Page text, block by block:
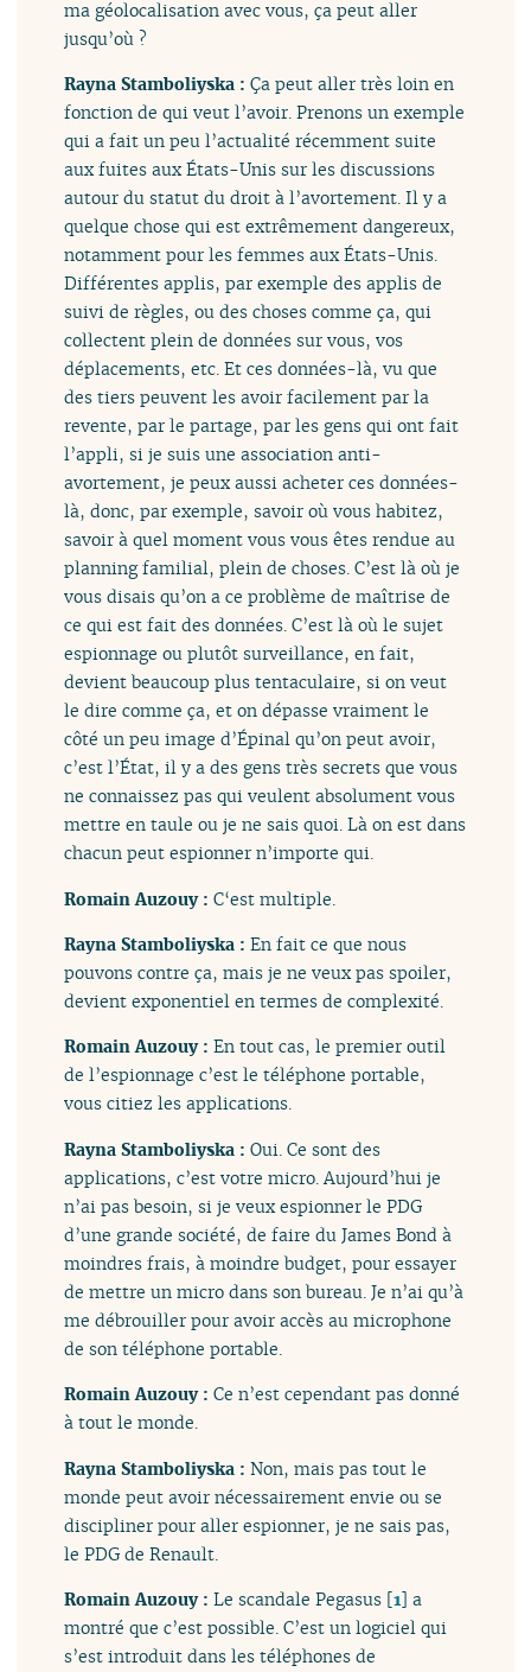
ma géolocalisation avec vous, ça peut aller
jusqu’où ?
Rayna Stamboliyska :Ça peut aller très loin en
fonction de qui veut l’avoir. Prenons un exemple
qui a fait un peu l’actualité récemment suite
aux fuites aux États-Unis sur les discussions
autour du statut du droit à l’avortement. Il y a
quelque chose qui est extrêmement dangereux,
notamment pour les femmes aux États-Unis.
Différentes applis, par exemple des applis de
suivi de règles, ou des choses comme ça, qui
collectent plein de données sur vous, vos
déplacements, etc. Et ces données-là, vu que
des tiers peuvent les avoir facilement par la
revente, par le partage, par les gens qui ont fait
l’appli, si je suis une association anti-
avortement, je peux aussi acheter ces données-
là, donc, par exemple, savoir où vous habitez,
savoir à quel moment vous vous êtes rendue au
planning familial, plein de choses. C’est là où je
vous disais qu’on a ce problème de maîtrise de
ce qui est fait des données. C’est là où le sujet
espionnage ou plutôt surveillance, en fait,
devient beaucoup plus tentaculaire, si on veut
le dire comme ça, et on dépasse vraiment le
côté un peu image d’Épinal qu’on peut avoir,
c’est l’État, il y a des gens très secrets que vous
ne connaissez pas qui veulent absolument vous
mettre en taule ou je ne sais quoi. Là on est dans
chacun peut espionner n’importe qui.
Romain Auzouy :C‘est multiple.
Rayna Stamboliyska :En fait ce que nous
pouvons contre ça, mais je ne veux pas spoiler,
devient exponentiel en termes de complexité.
Romain Auzouy :En tout cas, le premier outil
de l’espionnage c’est le téléphone portable,
vous citiez les applications.
Rayna Stamboliyska :Oui. Ce sont des
applications, c’est votre micro. Aujourd’hui je
n’ai pas besoin, si je veux espionner le PDG
d’une grande société, de faire du James Bond à
moindres frais, à moindre budget, pour essayer
de mettre un micro dans son bureau. Je n’ai qu’à
me débrouiller pour avoir accès au microphone
de son téléphone portable.
Romain Auzouy :Ce n’est cependant pas donné
à tout le monde.
Rayna Stamboliyska :Non, mais pas tout le
monde peut avoir nécessairement envie ou se
discipliner pour aller espionner, je ne sais pas,
le PDG de Renault.
Romain Auzouy :Le scandale Pegasus [1] a
montré que c’est possible. C’est un logiciel qui
s’est introduit dans les téléphones de